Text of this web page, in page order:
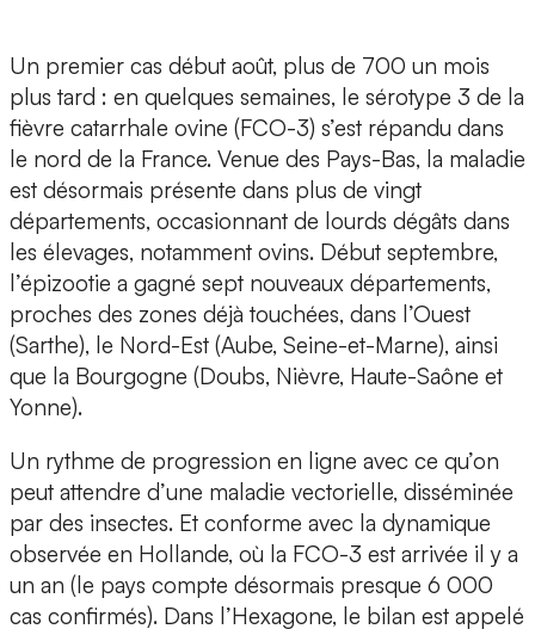
Un premier cas début août, plus de 700 un mois
plus tard : en quelques semaines, le sérotype 3 de la
fièvre catarrhale ovine (FCO-3) s’est répandu dans
le nord de la France. Venue des Pays-Bas, la maladie
est désormais présente dans plus de vingt
départements, occasionnant de lourds dégâts dans
les élevages, notamment ovins. Début septembre,
l’épizootie a gagné sept nouveaux départements,
proches des zones déjà touchées, dans l’Ouest
(Sarthe), le Nord-Est (Aube, Seine-et-Marne), ainsi
que la Bourgogne (Doubs, Nièvre, Haute-Saône et
Yonne).
Un rythme de progression en ligne avec ce qu’on
peut attendre d’une maladie vectorielle, disséminée
par des insectes. Et conforme avec la dynamique
observée en Hollande, où la FCO-3 est arrivée il y a
un an (le pays compte désormais presque 6 000
cas confirmés). Dans l’Hexagone, le bilan est appelé